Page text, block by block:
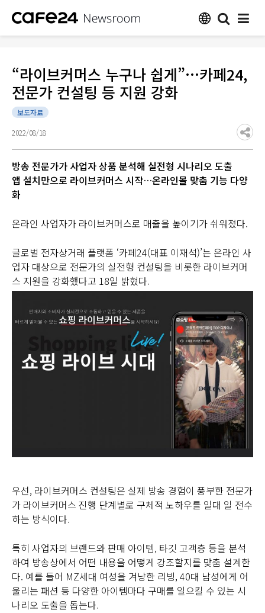
“라이브커머스 누구나 쉽게”…카페24,
전문가 컨설팅 등 지원 강화
보도자료
2022/08/18
방송 전문가가 사업자 상품 분석해 실전형 시나리오 도출
앱 설치만으로 라이브커머스 시작…온라인몰 맞춤 기능 다양
화
온라인 사업자가 라이브커머스로 매출을 높이기가 쉬워졌다.
글로벌 전자상거래 플랫폼 ‘카페24(대표 이재석)’는 온라인 사
업자 대상으로 전문가의 실전형 컨설팅을 비롯한 라이브커머
스 지원을 강화했다고 18일 밝혔다.
우선, 라이브커머스 컨설팅은 실제 방송 경험이 풍부한 전문가
가 라이브커머스 진행 단계별로 구체적 노하우를 일대 일 전수
하는 방식이다.
특히 사업자의 브랜드와 판매 아이템, 타깃 고객층 등을 분석
하여 방송상에서 어떤 내용을 어떻게 강조할지를 맞춤 설계한
다. 예를 들어 MZ세대 여성을 겨냥한 리빙, 40대 남성에게 어
울리는 패션 등 다양한 아이템마다 구매를 일으킬 수 있는 시
나리오 도출을 돕는다.